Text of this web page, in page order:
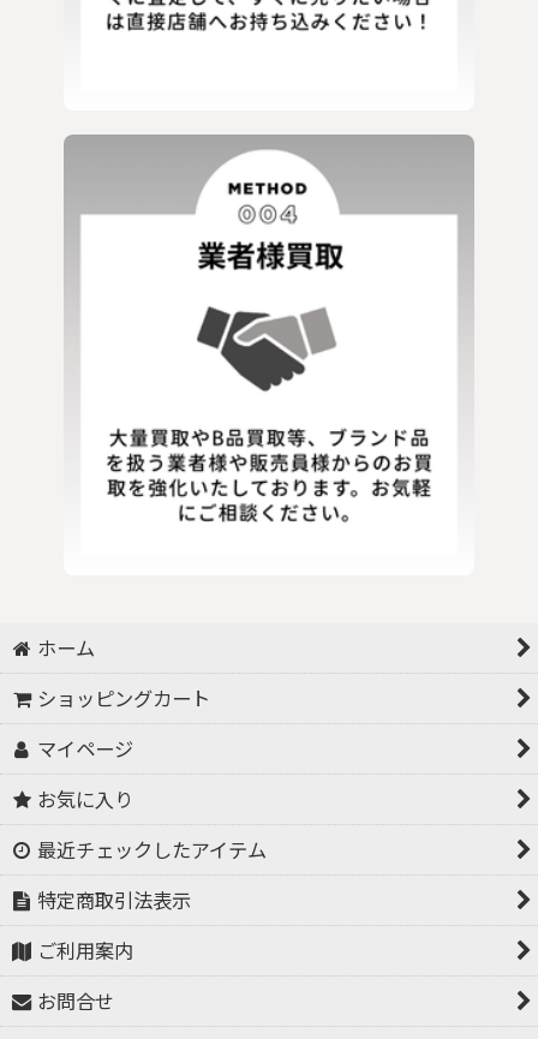
ホーム
ショッピングカート
マイページ
お気に入り
最近チェックしたアイテム
特定商取引法表示
ご利用案内
お問合せ